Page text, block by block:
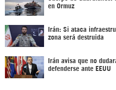
en Ormuz
Irán: Si ataca
zona será destruida
Irán avisa que no
defenderse ante EEUU